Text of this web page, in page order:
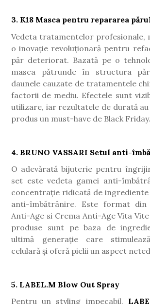
3. K18 Masca pentru repararea
Vedeta tratamentelor profesionale,
o inovație revoluționară pentru
păr deteriorat. Bazată pe o
masca pătrunde în structura
daunele cauzate de tratamentele
factorii de mediu. Efectele sunt
utilizare, iar rezultatele de durată
produs un must-have de Black Friday.
4. BRUNO VASSARI Setul anti-
O adevărată bijuterie pentru
set este vedeta gamei anti-
concentrație ridicată de
anti-îmbătrânire. Este format din
Anti-Age si Crema Anti-Age Vita
produse sunt pe baza de
ultimă generație care
celulară și oferă pielii un aspect
5. LABEL.M Blow Out Spray
Pentru un styling impecabil,